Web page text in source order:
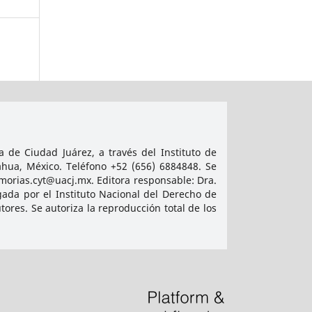
Ciudad Juárez, a través del Instituto de
México. Teléfono +52 (656) 6884848. Se
Editora responsable: Dra.
por el Instituto Nacional del Derecho de
Se autoriza la reproducción total de los